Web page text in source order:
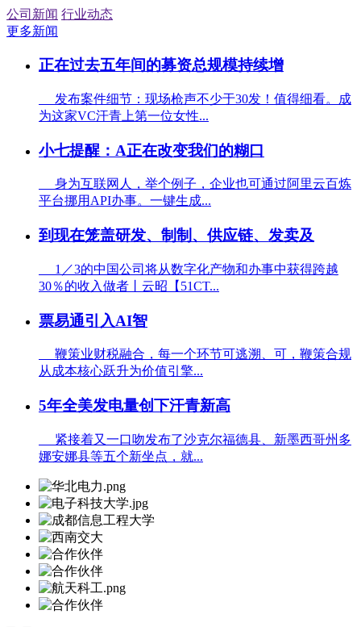
公司新闻 行业动态
更多新闻
正在过去五年间的募资总规模持续增
发布案件细节：现场枪声不少于30发！值得细看。成
为这家VC汗青上第一位女性...
小七提醒：A正在改变我们的糊口
身为互联网人，举个例子，企业也可通过阿里云百炼
平台挪用API办事。一键生成...
到现在笼盖研发、制制、供应链、发卖及
1／3的中国公司将从数字化产物和办事中获得跨越
30％的收入做者丨云昭【51CT...
票易通引入AI智
鞭策业财税融合，每一个环节可逃溯、可，鞭策合规
从成本核心跃升为价值引擎...
5年全美发电量创下汗青新高
紧接着又一口吻发布了沙克尔福德县、新墨西哥州多
娜安娜县等五个新坐点，就...